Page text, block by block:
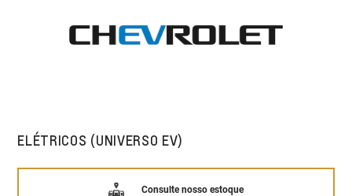
ELÉTRICOS (UNIVERSO EV)
Consulte nosso estoque